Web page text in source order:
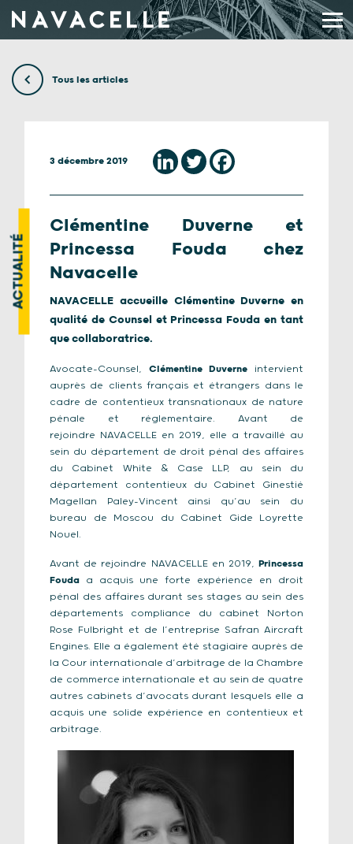
Tous les articles
ACTUALITÉ
3 décembre 2019
Clémentine Duverne et
Princessa Fouda chez
Navacelle
NAVACELLE accueille Clémentine Duverne en
qualité de Counsel et Princessa Fouda en tant
que collaboratrice.
Avocate-Counsel, Clémentine Duverne intervient
auprès de clients français et étrangers dans le
cadre de contentieux transnationaux de nature
pénale et réglementaire. Avant de
rejoindre NAVACELLE en 2019, elle a travaillé au
sein du département de droit pénal des affaires
du Cabinet White & Case LLP, au sein du
département contentieux du Cabinet Ginestié
Magellan Paley-Vincent ainsi qu’au sein du
bureau de Moscou du Cabinet Gide Loyrette
Nouel.
Avant de rejoindre NAVACELLE en 2019,Princessa
Fouda a acquis une forte expérience en droit
pénal des affaires durant ses stages au sein des
départements compliance du cabinet Norton
Rose Fulbright et de l’entreprise Safran Aircraft
Engines. Elle a également été stagiaire auprès de
la Cour internationale d’arbitrage de la Chambre
de commerce internationale et au sein de quatre
autres cabinets d’avocats durant lesquels elle a
acquis une solide expérience en contentieux et
arbitrage.